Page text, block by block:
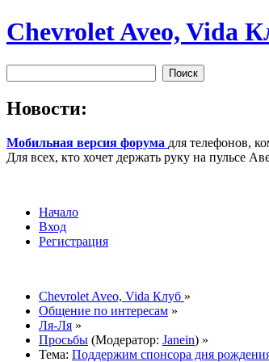
Chevrolet Aveo, Vida
Новости:
Мобильная версия форума для телефонов,
Для всех, кто хочет держать руку на пульсе
Начало
Вход
Регистрация
Chevrolet Aveo, Vida Клуб »
Общение по интересам »
Ля-Ля »
Просьбы (Модератор: Janein) »
Тема: Поддержим спонсора дня